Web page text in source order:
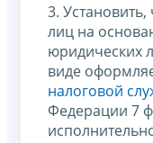
3.
лиц на
юридических
виде
налоговой
Федерации 7